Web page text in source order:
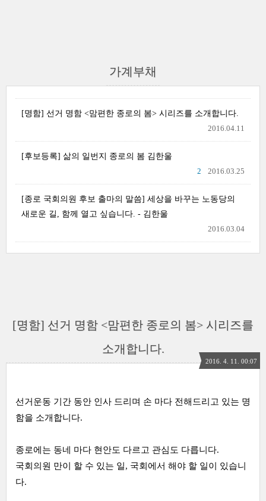
가계부채
[명함] 선거 명함 <맘편한 종로의 봄> 시리즈를 소개합니다.
2016.04.11
[후보등록] 삶의 일번지 종로의 봄 김한울
2016.03.25
2
[종로 국회의원 후보 출마의 말씀] 세상을 바꾸는 노동당의
새로운 길, 함께 열고 싶습니다. - 김한울
2016.03.04
[명함] 선거 명함 <맘편한 종로의 봄> 시리즈를
소개합니다.
2016. 4. 11. 00:07
선거운동 기간 동안 인사 드리며 손 마다 전해드리고 있는 명
함을 소개합니다.
종로에는 동네 마다 현안도 다르고 관심도 다릅니다.
국회의원 만이 할 수 있는 일, 국회에서 해야 할 일이 있습니
다.